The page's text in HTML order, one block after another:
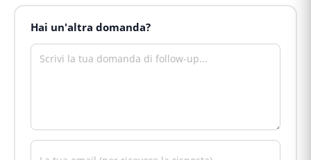
Hai un'altra domanda?